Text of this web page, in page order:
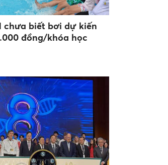
chưa biết bơi dự kiến
đồng/khóa học